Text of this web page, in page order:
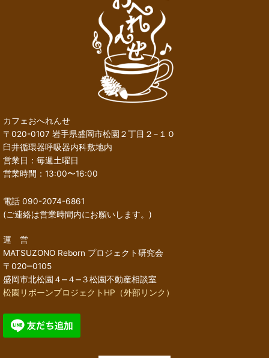
カフェおへれんせ
〒020-0107 岩手県盛岡市松園２丁目２−１０
臼井循環器呼吸器内科敷地内
営業日：毎週土曜日
営業時間：13:00〜16:00
電話 090-2074-6861
(ご連絡は営業時間内にお願いします。)
運 営
MATSUZONO Reborn プロジェクト研究会
〒020‒0105
盛岡市北松園４‒４‒３松園不動産相談室
松園リボーンプロジェクトHP（外部リンク）